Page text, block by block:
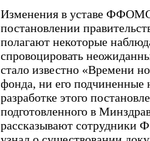
Изменения в уставе
постановлении
полагают некоторые
спровоцировать
стало известно «Времени
фонда, ни его подчиненные
разработке этого
подготовленного в
рассказывают сотрудники